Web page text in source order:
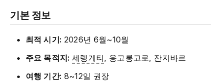
기본 정보
최적 시기: 2026년 6월~10월
주요 목적지: 세렝게티, 응고롱고로, 잔지바르
여행 기간: 8~12일 권장